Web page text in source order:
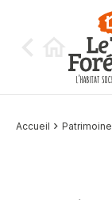
Accueil Patrimoine